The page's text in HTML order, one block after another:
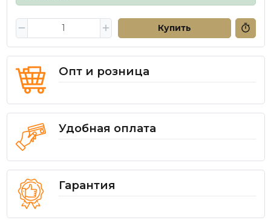
Купить
Опт и розница
Удобная оплата
Гарантия